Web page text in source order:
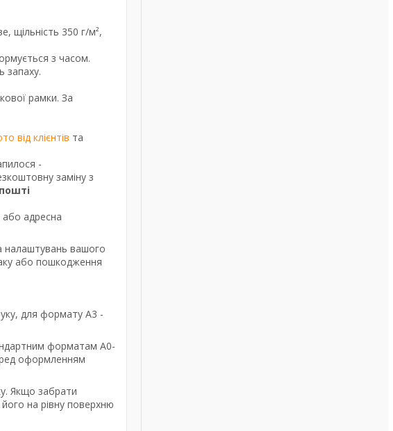
щільність 350 г/м²,
з часом.
запаху.
рамки. За
від клієнтів та
-
заміну з
адресна
налаштувань вашого
або пошкодження
для формату А3 -
форматам А0-
оформленням
Якщо забрати
на рівну поверхню